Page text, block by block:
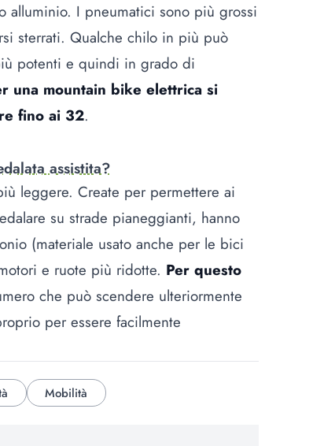
alluminio. I pneumatici sono più grossi
sterrati. Qualche chilo in più può
potenti e quindi in grado di
una mountain bike elettrica si
fino ai 32.
assistita?
leggere. Create per permettere ai
su strade pianeggianti, hanno
(materiale usato anche per le bici
e ruote più ridotte. Per questo
che può scendere ulteriormente
per essere facilmente
Mobilità